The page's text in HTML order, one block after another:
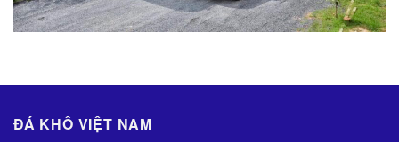
ĐÁ KHÔ VIỆT NAM